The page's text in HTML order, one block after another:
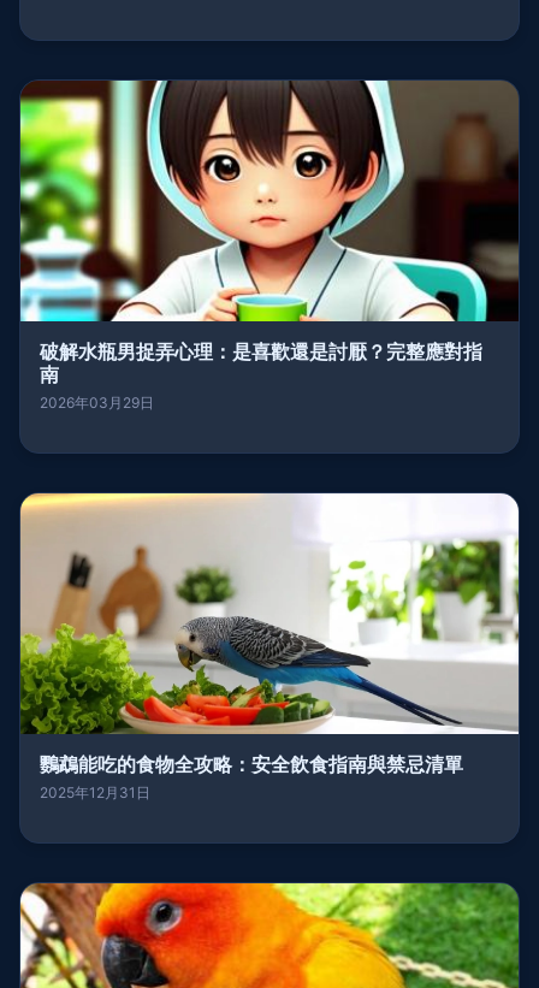
破解水瓶男捉弄心理：是喜歡還是討厭？完整應對指
南
2026年03月29日
鸚鵡能吃的食物全攻略：安全飲食指南與禁忌清單
2025年12月31日